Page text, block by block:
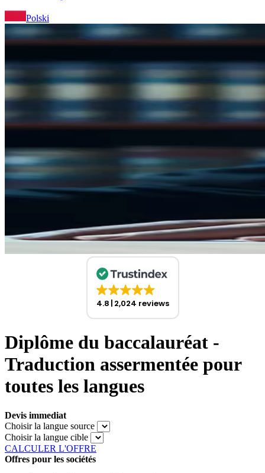
Polski
4.8 2,024 reviews
Diplôme du baccalauréat -
Traduction assermentée pour
toutes les langues
Devis immediat
Choisir la langue source
Choisir la langue cible
CALCULER L'OFFRE
Offres pour les sociétés